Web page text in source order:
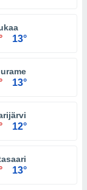
13°
13°
12°
13°